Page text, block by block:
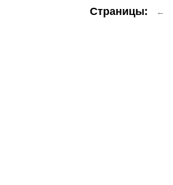
Страницы: ←